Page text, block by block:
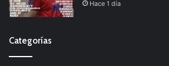
Hace 1 día
Categorías